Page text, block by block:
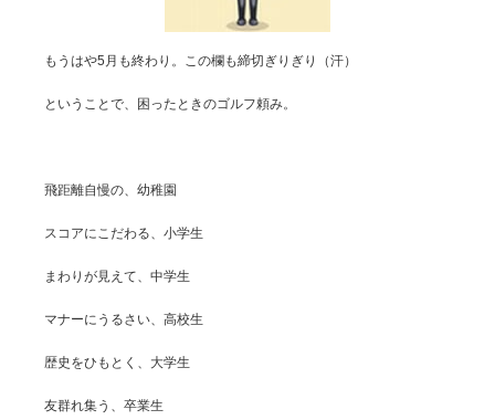
もうはや5月も終わり。この欄も締切ぎりぎり（汗）
ということで、困ったときのゴルフ頼み。
飛距離自慢の、幼稚園
スコアにこだわる、小学生
まわりが見えて、中学生
マナーにうるさい、高校生
歴史をひもとく、大学生
友群れ集う、卒業生